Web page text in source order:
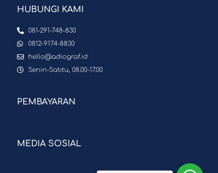
HUBUNGI KAMI
081-291-748-830
0812-9174-8830
hello@adiograf.id
Senin-Sabtu, 08.00-17.00
PEMBAYARAN
MEDIA SOSIAL